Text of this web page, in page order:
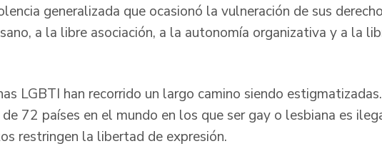
generalizada que ocasionó la vulneración de sus
a la libre asociación, a la autonomía organizativa y a la
LGBTI han recorrido un largo camino siendo estigmatizadas.
72 países en el mundo en los que ser gay o lesbiana es
restringen la libertad de expresión.